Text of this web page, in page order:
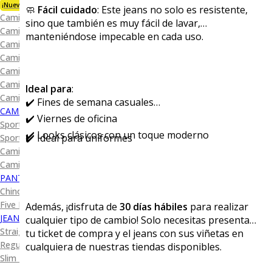
¡Nueva Colección!
Camisa Blanca
Camisa Performance
Camisa Piqué
Camisa Oxford
Camisa Lisa y Textura
Camisa Diseño
Camisa Cuadro y Raya
CAMISA SPORT
Sport Lisas
Sport Diseño
Camiseta Lisa
Camiseta Diseño
PANTALÓN CASUAL
Chino
Five Pocket
JEANS
Straight Fit
Regular Fit
Slim Fit
🧼 Fácil cuidado: Este jeans no solo es resistente,
sino que también es muy fácil de lavar,
manteniéndose impecable en cada uso.
Ideal para:
✔️ Fines de semana casuales
✔️ Viernes de oficina
✔️ Looks clásicos con un toque moderno
✔️ Ideal para uniformes
Además, ¡disfruta de 30 días hábiles para realizar
cualquier tipo de cambio! Solo necesitas presentar
tu ticket de compra y el jeans con sus viñetas en
cualquiera de nuestras tiendas disponibles.